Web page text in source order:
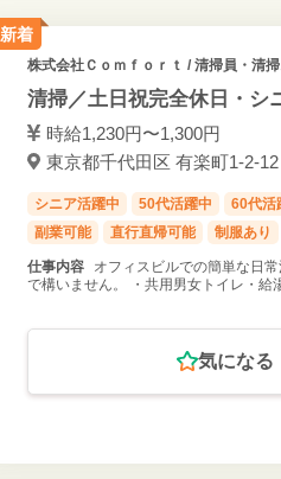
新着
株式会社Ｃｏｍｆｏｒｔ / 清掃員・清
清掃／土日祝完全休日・シ
時給1,230円〜1,300円
東京都千代田区 有楽町1-2-
シニア活躍中 50代活躍中 60代活
副業可能
直行直帰可能 制服あり
仕事内容
オフィスビルでの簡単な日
で構いません。 ・共用男女トイレ・給
気になる